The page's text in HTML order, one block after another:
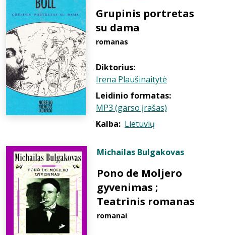
Grupinis portretas
su dama
romanas
Diktorius:
Irena Plaušinaitytė
Leidinio formatas:
MP3 (garso įrašas)
Kalba: Lietuvių
Michailas Bulgakovas
Pono de Moljero
gyvenimas ;
Teatrinis romanas
romanai